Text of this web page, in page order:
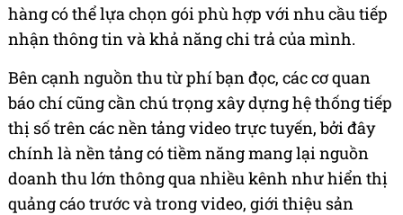
hàng có thể lựa chọn gói phù hợp với nhu cầu tiếp
nhận thông tin và khả năng chi trả của mình.
Bên cạnh nguồn thu từ phí bạn đọc, các cơ quan
báo chí cũng cần chú trọng xây dựng hệ thống tiếp
thị số trên các nền tảng video trực tuyến, bởi đây
chính là nền tảng có tiềm năng mang lại nguồn
doanh thu lớn thông qua nhiều kênh như hiển thị
quảng cáo trước và trong video, giới thiệu sản